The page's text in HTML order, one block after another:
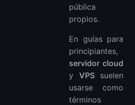
pública
propios.
En guías para
principiantes,
servidor cloud
y VPSsuelen
usarse como
términos